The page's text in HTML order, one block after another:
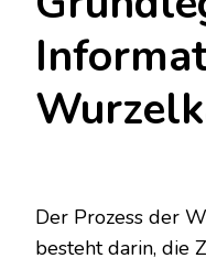
Der Prozess der
besteht darin, die